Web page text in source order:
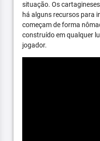
situação. Os
há alguns recursos para
começam de forma
construído em qualquer
jogador.